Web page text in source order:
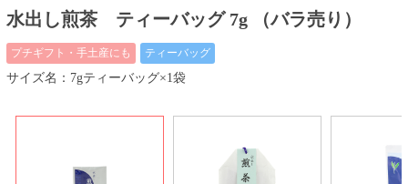
水出し煎茶 ティーバッグ 7g （バラ売り）
プチギフト・手土産にも ティーバッグ
サイズ名：7gティーバッグ×1袋